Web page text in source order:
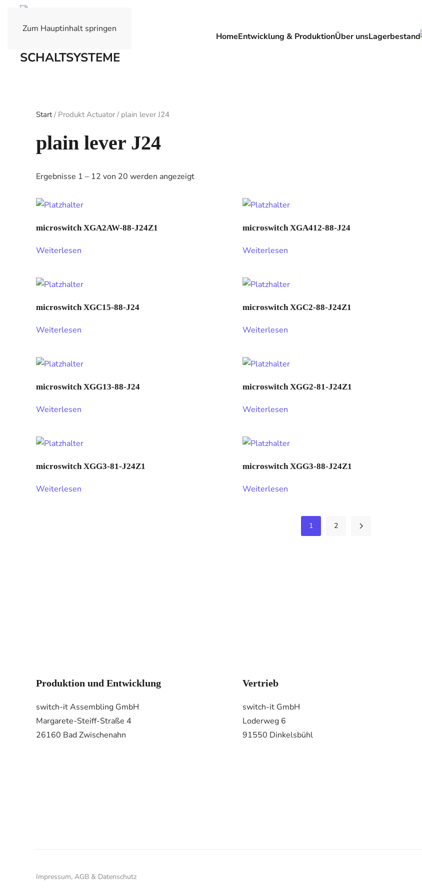
Zum Hauptinhalt springen
HomeEntwicklung & ProduktionÜber unsLagerbestand
Start/ Produkt Actuator / plain lever J24
plain lever J24
Ergebnisse 1 – 12 von 20 werden angezeigt
microswitch XGA2AW-88-J24Z1
Weiterlesen
microswitch XGA412-88-J24
Weiterlesen
microswitch XGC15-88-J24
Weiterlesen
microswitch XGC2-88-J24Z1
Weiterlesen
microswitch XGG13-88-J24
Weiterlesen
microswitch XGG2-81-J24Z1
Weiterlesen
microswitch XGG3-81-J24Z1
Weiterlesen
microswitch XGG3-88-J24Z1
Weiterlesen
1 2
Produktion und Entwicklung
switch-it Assembling GmbH
Margarete-Steiff-Straße 4
26160 Bad Zwischenahn
Vertrieb
switch-it GmbH
Loderweg 6
91550 Dinkelsbühl
Impressum, AGB & Datenschutz